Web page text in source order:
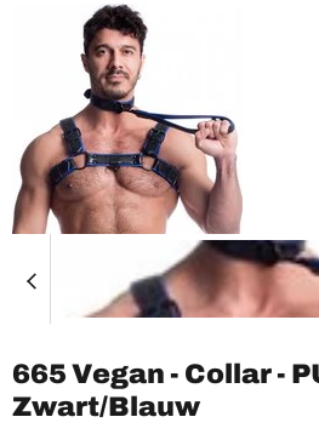
665 Vegan - Collar -
Zwart/Blauw